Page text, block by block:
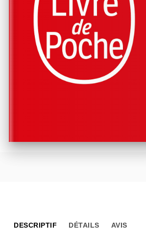
DESCRIPTIF DÉTAILS AVIS